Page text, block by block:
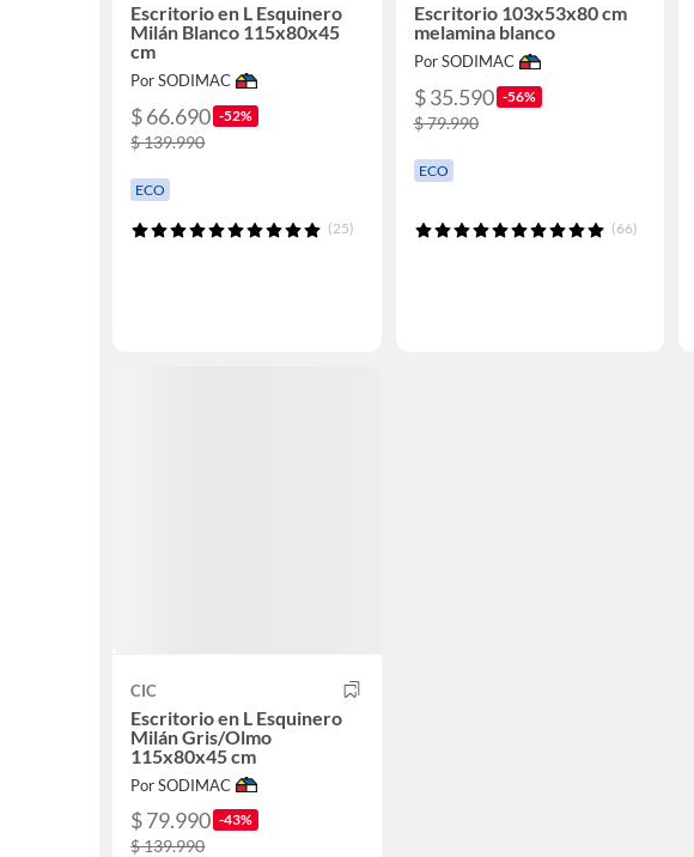
Escritorio en L Esquinero
Milán Blanco 115x80x45
cm
Por SODIMAC
$ 66.690 -52%
$ 139.990
ECO
(25)
Escritorio 103x53x80 cm
melamina blanco
Por SODIMAC
$ 35.590 -56%
$ 79.990
ECO
(66)
CIC
Escritorio en L Esquinero
Milán Gris/Olmo
115x80x45 cm
Por SODIMAC
$ 79.990 -43%
$ 139.990